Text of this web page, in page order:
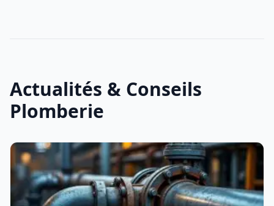
Actualités & Conseils
Plomberie